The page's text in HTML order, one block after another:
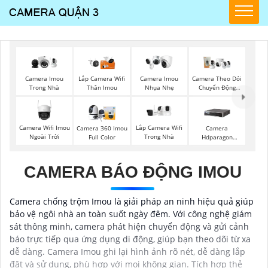
Camera Imou
Trong Nhà
Lắp Camera Wifi
Thân Imou
Camera Imou
Nhụa Nhẹ
Camera Theo Dỏi
Chuyển Động
Camera Wifi Imou
Ngoài Trời
Camera 360 Imou
Full Color
Lắp Camera Wifi
Trong Nhà
Camera
Hdparagon
CAMERA BÁO ĐỘNG IMOU
Camera chống trộm Imou là giải pháp an ninh hiệu quả giúp
bảo vệ ngôi nhà an toàn suốt ngày đêm. Với công nghệ giám
sát thông minh, camera phát hiện chuyển động và gửi cảnh
báo trực tiếp qua ứng dụng di động, giúp bạn theo dõi từ xa
dễ dàng. Camera Imou ghi lại hình ảnh rõ nét, dễ dàng lắp
đặt và sử dụng, phù hợp với mọi không gian. Tích hợp thẻ